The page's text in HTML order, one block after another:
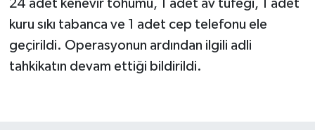
24 adet kenevir tohumu, 1 adet av tüfeği, 1 adet
kuru sıkı tabanca ve 1 adet cep telefonu ele
geçirildi. Operasyonun ardından ilgili adli
tahkikatın devam ettiği bildirildi.